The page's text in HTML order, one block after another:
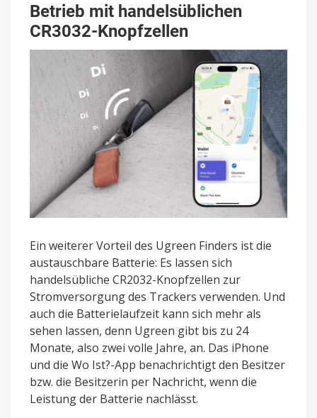
Betrieb mit handelsüblichen
CR3032-Knopfzellen
Ein weiterer Vorteil des Ugreen Finders ist die
austauschbare Batterie: Es lassen sich
handelsübliche CR2032-Knopfzellen zur
Stromversorgung des Trackers verwenden. Und
auch die Batterielaufzeit kann sich mehr als
sehen lassen, denn Ugreen gibt bis zu 24
Monate, also zwei volle Jahre, an. Das iPhone
und die Wo Ist?-App benachrichtigt den Besitzer
bzw. die Besitzerin per Nachricht, wenn die
Leistung der Batterie nachlässt.